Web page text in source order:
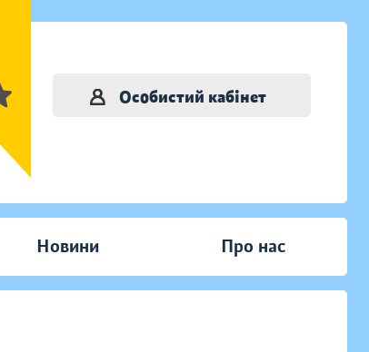
Особистий кабінет
Новини Про нас